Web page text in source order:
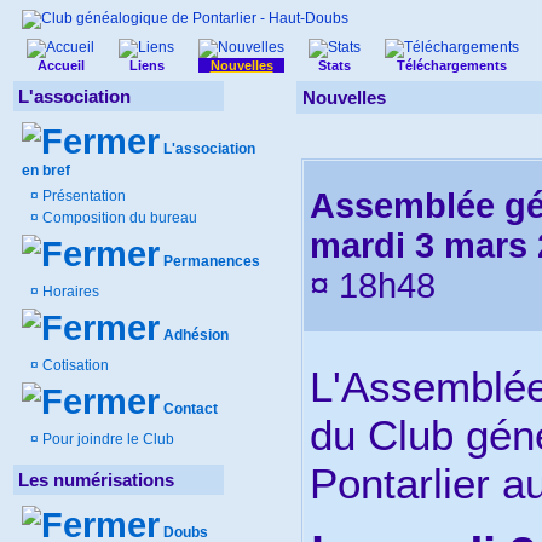
Accueil Liens Nouvelles Stats Téléchargements
L'association
L'association
en bref
¤ Présentation
¤ Composition du bureau
Permanences
¤ Horaires
Adhésion
¤ Cotisation
Contact
¤ Pour joindre le Club
Les numérisations
Doubs
Nouvelles
Assemblée
mardi 3 mars
¤ 18h48
du Club
Pontarlier